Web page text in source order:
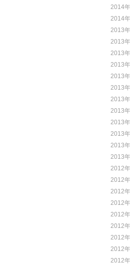
2014
2014
2013
2013
2013
2013
2013
2013
2013
2013
2013
2013
2013
2013
2012
2012
2012
2012
2012
2012
2012
2012
2012